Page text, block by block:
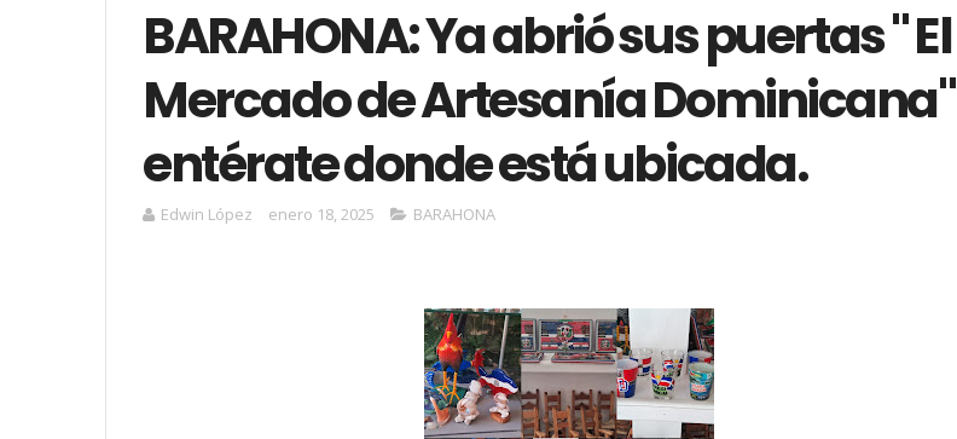
BARAHONA: Ya abrió sus puertas " El
Mercado de Artesanía Dominicana"
entérate donde está ubicada.
Edwin López enero 18, 2025 BARAHONA